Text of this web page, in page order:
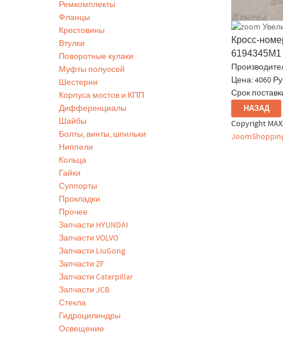
Ремкомплекты
Фланцы
Крестовины
Втулки
Поворотные кулаки
Муфты полуосей
Шестерни
Корпуса мостов и КПП
Дифференциалы
Шайбы
Болты, винты, шпильки
Ниппели
Кольца
Гайки
Суппорты
Прокладки
Прочее
Запчасти HYUNDAI
Запчасти VOLVO
Запчасти LiuGong
Запчасти ZF
Запчасти Caterpillar
Запчасти JCB
Стекла
Гидроцилиндры
Освещение
Кросс-
6194345M1
Цена:4060
Срок
Copyright